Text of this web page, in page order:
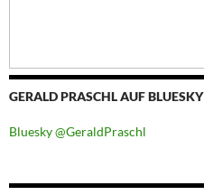
GERALD PRASCHL AUF BLUESKY
Bluesky @GeraldPraschl